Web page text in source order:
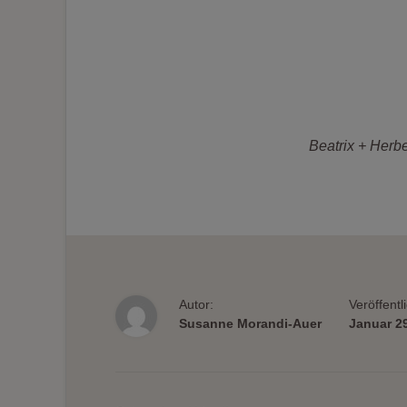
Beatrix +
Autor:
Susanne Morandi-Auer
Januar